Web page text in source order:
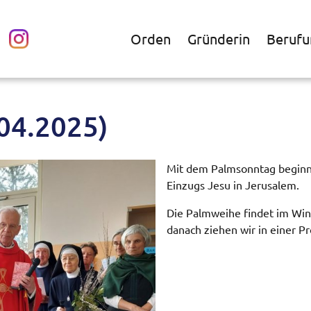
Orden Gründerin
Mit dem Palmsonntag
Einzugs Jesu in Jerusalem.
Die Palmweihe findet im
danach ziehen wir in einer